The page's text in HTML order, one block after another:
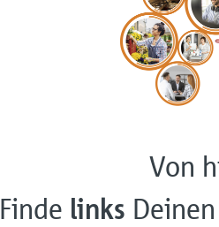
Von
Finde links